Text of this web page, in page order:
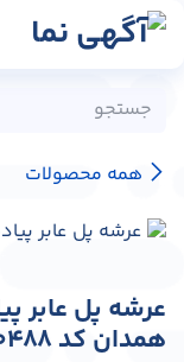
پرش به محتوا
همه محصولات
عرشه پل عابر
همدان کد AA-C0601-90488